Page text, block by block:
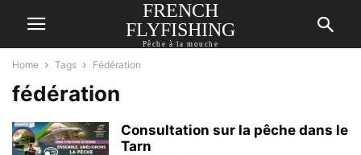
FRENCH
FLYFISHING
Pêche à la mouche
Home Tags Fédération
fédération
Consultation sur la pêche dans le
Tarn